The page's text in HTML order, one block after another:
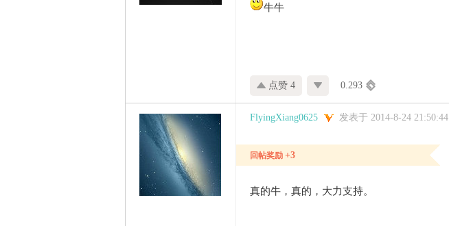
牛牛
点赞 4 0.293
FlyingXiang0625 发表于 2014-8-24 21:50:44
回帖奖励 +3
真的牛，真的，大力支持。